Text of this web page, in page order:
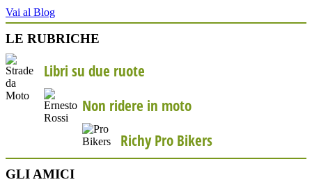
Vai al Blog
LE RUBRICHE
Libri su due ruote
Non ridere in moto
Richy Pro Bikers
GLI AMICI